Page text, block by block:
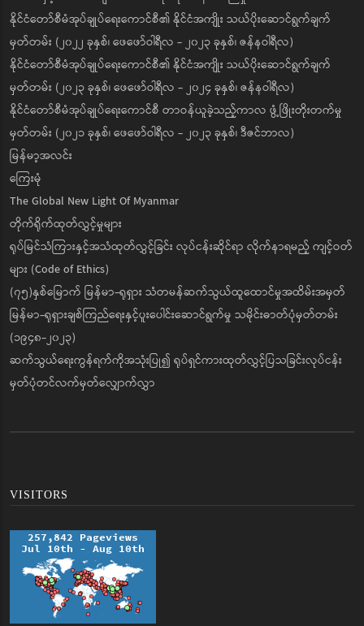
နိုင်ငံတော်စီမံအုပ်ချုပ်ရေးကောင်စီ၏ နိုင်ငံအကျိုး သယ်ပိုးဆောင်ရွက်ချက်
မှတ်တမ်း (၂၀၂၂ ခုနှစ်၊ ဖေဖော်ဝါရီလ - ၂၀၂၃ ခုနှစ်၊ ဇန်နဝါရီလ)
နိုင်ငံတော်စီမံအုပ်ချုပ်ရေးကောင်စီ၏ နိုင်ငံအကျိုး သယ်ပိုးဆောင်ရွက်ချက်
မှတ်တမ်း (၂၀၂၃ ခုနှစ်၊ ဖေဖော်ဝါရီလ - ၂၀၂၄ ခုနှစ်၊ ဇန်နဝါရီလ)
နိုင်ငံတော်စီမံအုပ်ချုပ်ရေးကောင်စီ တာဝန်ယူခဲ့သည့်ကာလ ဖွံ့ဖြိုးတိုးတက်မှု
မှတ်တမ်း (၂၀၂၁ ခုနှစ်၊ ဖေဖော်ဝါရီလ - ၂၀၂၃ ခုနှစ်၊ ဒီဇင်ဘာလ)
မြန်မာ့အလင်း
ကြေးမုံ
The Global New Light Of Myanmar
တိုက်ရိုက်ထုတ်လွှင့်မှုများ
ရုပ်မြင်သံကြားနှင့်အသံထုတ်လွှင့်ခြင်း လုပ်ငန်းဆိုင်ရာ လိုက်နာရမည့် ကျင့်ဝတ်
များ (Code of Ethics)
(၇၅)နှစ်မြောက် မြန်မာ-ရုရှား သံတမန်ဆက်သွယ်ထူထောင်မှုအထိမ်းအမှတ်
မြန်မာ-ရုရှားချစ်ကြည်ရေးနှင့်ပူးပေါင်းဆောင်ရွက်မှု သမိုင်းဓာတ်ပုံမှတ်တမ်း
(၁၉၄၈-၂၀၂၃)
ဆက်သွယ်ရေးကွန်ရက်ကိုအသုံးပြု၍ ရုပ်ရှင်ကားထုတ်လွှင့်ပြသခြင်းလုပ်ငန်း
မှတ်ပုံတင်လက်မှတ်လျှောက်လွှာ
VISITORS